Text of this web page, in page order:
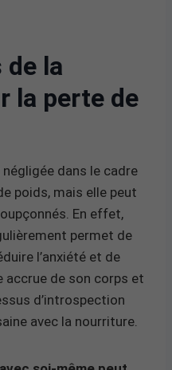
de la
la perte de
dans le cadre
poids, mais elle peut
En effet,
permet de
l’anxiété et de
accrue de son corps et
d’introspection
avec la nourriture.